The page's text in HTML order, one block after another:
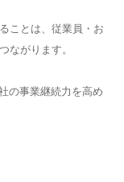
ことは、従業員・お
ながります。
の事業継続力を高め